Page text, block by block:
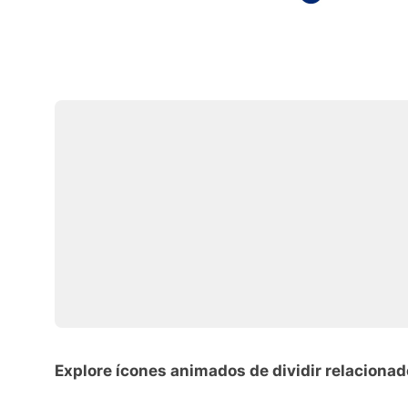
Explore ícones animados de dividir